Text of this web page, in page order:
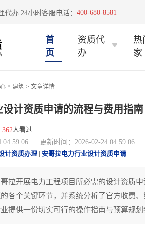
办 24小时客服电话： 400-680-8581
首
页
资质代
办
热
家
> 建筑 > 文章详情
计资质申请的流程与费用指南
362人看过
04:59:06 | 更新时间：2026-02-24 04:59:06
计资质办理 安哥拉电力行业设计资质申请
拉开展电力工程项目所必需的设计资质
各个关键环节，并系统分析了官方收费
提供一份切实可行的操作指南与预算规划